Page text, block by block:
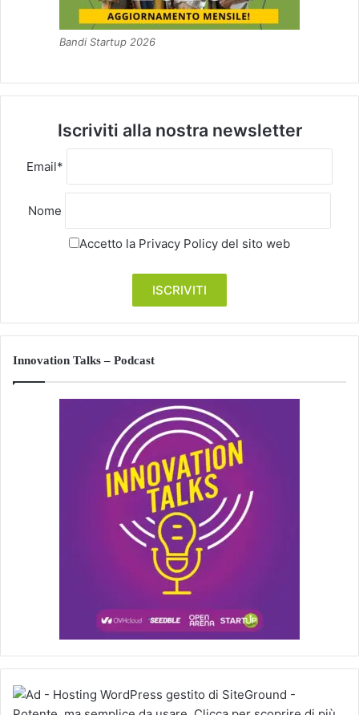
Bandi Startup 2026
Iscriviti alla nostra newsletter
Email*
Nome
Accetto la Privacy Policy del sito web
Innovation Talks – Podcast